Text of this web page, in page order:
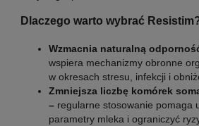
Dlaczego warto wybrać
Wzmacnia naturalną
wspiera mechanizmy obronne
w okresach stresu, infekcji i
Zmniejsza liczbę komórek
–regularne stosowanie pomaga
parametry mleka i ograniczyć